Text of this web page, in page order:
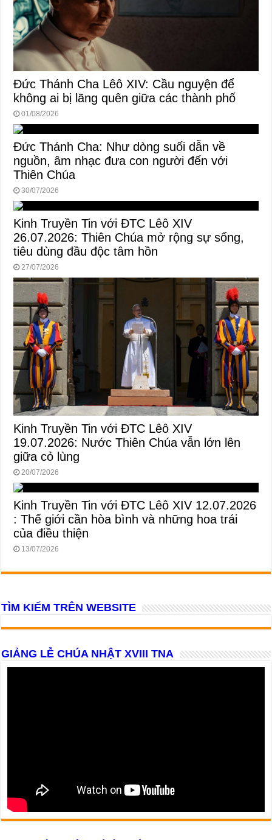
Đức Thánh Cha Lêô XIV: Cầu nguyện để
không ai bị lãng quên giữa các thành phố
01/08/2026
Đức Thánh Cha: Như dòng suối dẫn về
nguồn, âm nhạc đưa con người đến với
Thiên Chúa
30/07/2026
Kinh Truyền Tin với ĐTC Lêô XIV
26.07.2026: Thiên Chúa mở rộng sự sống,
tiêu dùng đầu độc tâm hồn
27/07/2026
Kinh Truyền Tin với ĐTC Lêô XIV
19.07.2026: Nước Thiên Chúa vẫn lớn lên
giữa cỏ lùng
20/07/2026
Kinh Truyền Tin với ĐTC Lêô XIV 12.07.2026
: Thế giới cần hòa bình và những hoa trái
của điều thiện
13/07/2026
TÌM KIẾM TRÊN WEBSITE
GIẢNG LỄ CHÚA NHẬT XVIII TNA